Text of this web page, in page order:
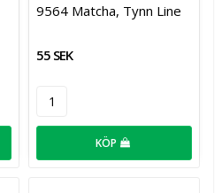
9564 Matcha, Tynn Line
55 SEK
KÖP